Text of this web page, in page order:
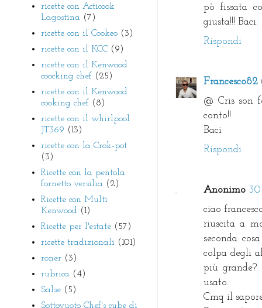
pò fissata
giusta!!! Baci.
Rispondi
Francesco82
@ Cris son
conto!!
Baci
Rispondi
Anonimo
ciao
riuscita a
seconda
colpa degli
più grande?
usato.
Cmq il
ricette con Acticook
Lagostina (7)
ricette con il Cookeo (3)
ricette con il KCC (9)
ricette con il Kenwood
coocking chef (25)
ricette con il Kenwood
cooking chef (8)
ricette con il whirlpool
JT369 (13)
ricette con la Crok-pot
(3)
Ricette con la pentola
fornetto versilia (2)
Ricette con Multi
Kenwood (1)
Ricette per l'estate (57)
ricette tradizionali (101)
roner (3)
rubrica (4)
Salse (5)
Sottovuoto Chef's cube di